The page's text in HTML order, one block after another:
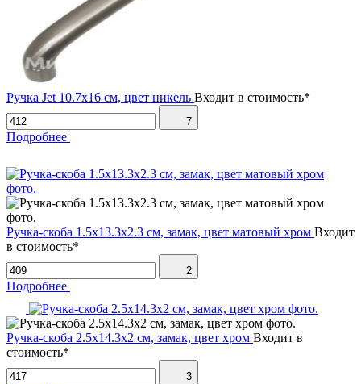
Ручка Jet 10.7х16 см, цвет никель Входит в стоимость*
7
Подробнее
Ручка-скоба 1.5х13.3х2.3 см, замак, цвет матовый хром Входит
в стоимость*
2
Подробнее
Ручка-скоба 2.5х14.3х2 см, замак, цвет хром Входит в
стоимость*
3